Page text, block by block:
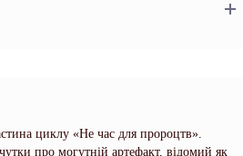
циклу «Не час для пророцтв».
про могутній артефакт, відомий як